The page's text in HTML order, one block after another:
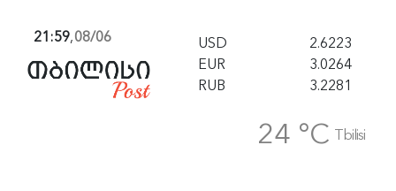
21:59,08/06 USD
2.6223
EUR
3.0264
RUB
3.2281
24 °C Tbilisi